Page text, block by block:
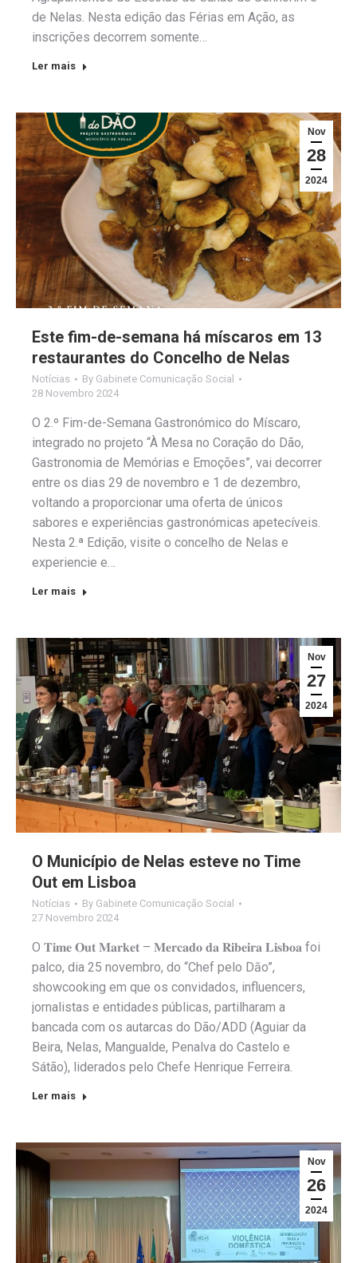
de Nelas. Nesta edição das Férias em Ação, as
inscrições decorrem somente…
Ler mais
Nov
28
2024
Este fim-de-semana há míscaros em 13
restaurantes do Concelho de Nelas
Notícias By Gabinete Comunicação Social
28 Novembro 2024
O 2.º Fim-de-Semana Gastronómico do Míscaro,
integrado no projeto “À Mesa no Coração do Dão,
Gastronomia de Memórias e Emoções”, vai decorrer
entre os dias 29 de novembro e 1 de dezembro,
voltando a proporcionar uma oferta de únicos
sabores e experiências gastronómicas apetecíveis.
Nesta 2.ª Edição, visite o concelho de Nelas e
experiencie e…
Ler mais
Nov
27
2024
O Município de Nelas esteve no Time
Out em Lisboa
Notícias By Gabinete Comunicação Social
27 Novembro 2024
O 𝐓𝐢𝐦𝐞 𝐎𝐮𝐭 𝐌𝐚𝐫𝐤𝐞𝐭 – 𝐌𝐞𝐫𝐜𝐚𝐝𝐨 𝐝𝐚 𝐑𝐢𝐛𝐞𝐢𝐫𝐚 𝐋𝐢𝐬𝐛𝐨𝐚 foi
palco, dia 25 novembro, do “Chef pelo Dāo”,
showcooking em que os convidados, influencers,
jornalistas e entidades públicas, partilharam a
bancada com os autarcas do Dão/ADD (Aguiar da
Beira, Nelas, Mangualde, Penalva do Castelo e
Sátão), liderados pelo Chefe Henrique Ferreira.
Ler mais
Nov
26
2024